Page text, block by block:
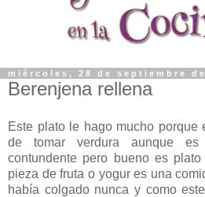
miércoles, 28 de septiembre de
Berenjena rellena
Este plato le hago mucho porque
de tomar verdura aunque es
contundente pero bueno es
pieza de fruta o yogur es una
había colgado nunca y como